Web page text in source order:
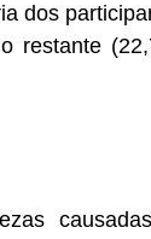
dos
restante